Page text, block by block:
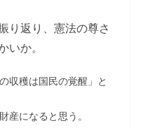
り返り、憲法の尊さ
か。
収穫は国民の覚醒」と
産になると思う。